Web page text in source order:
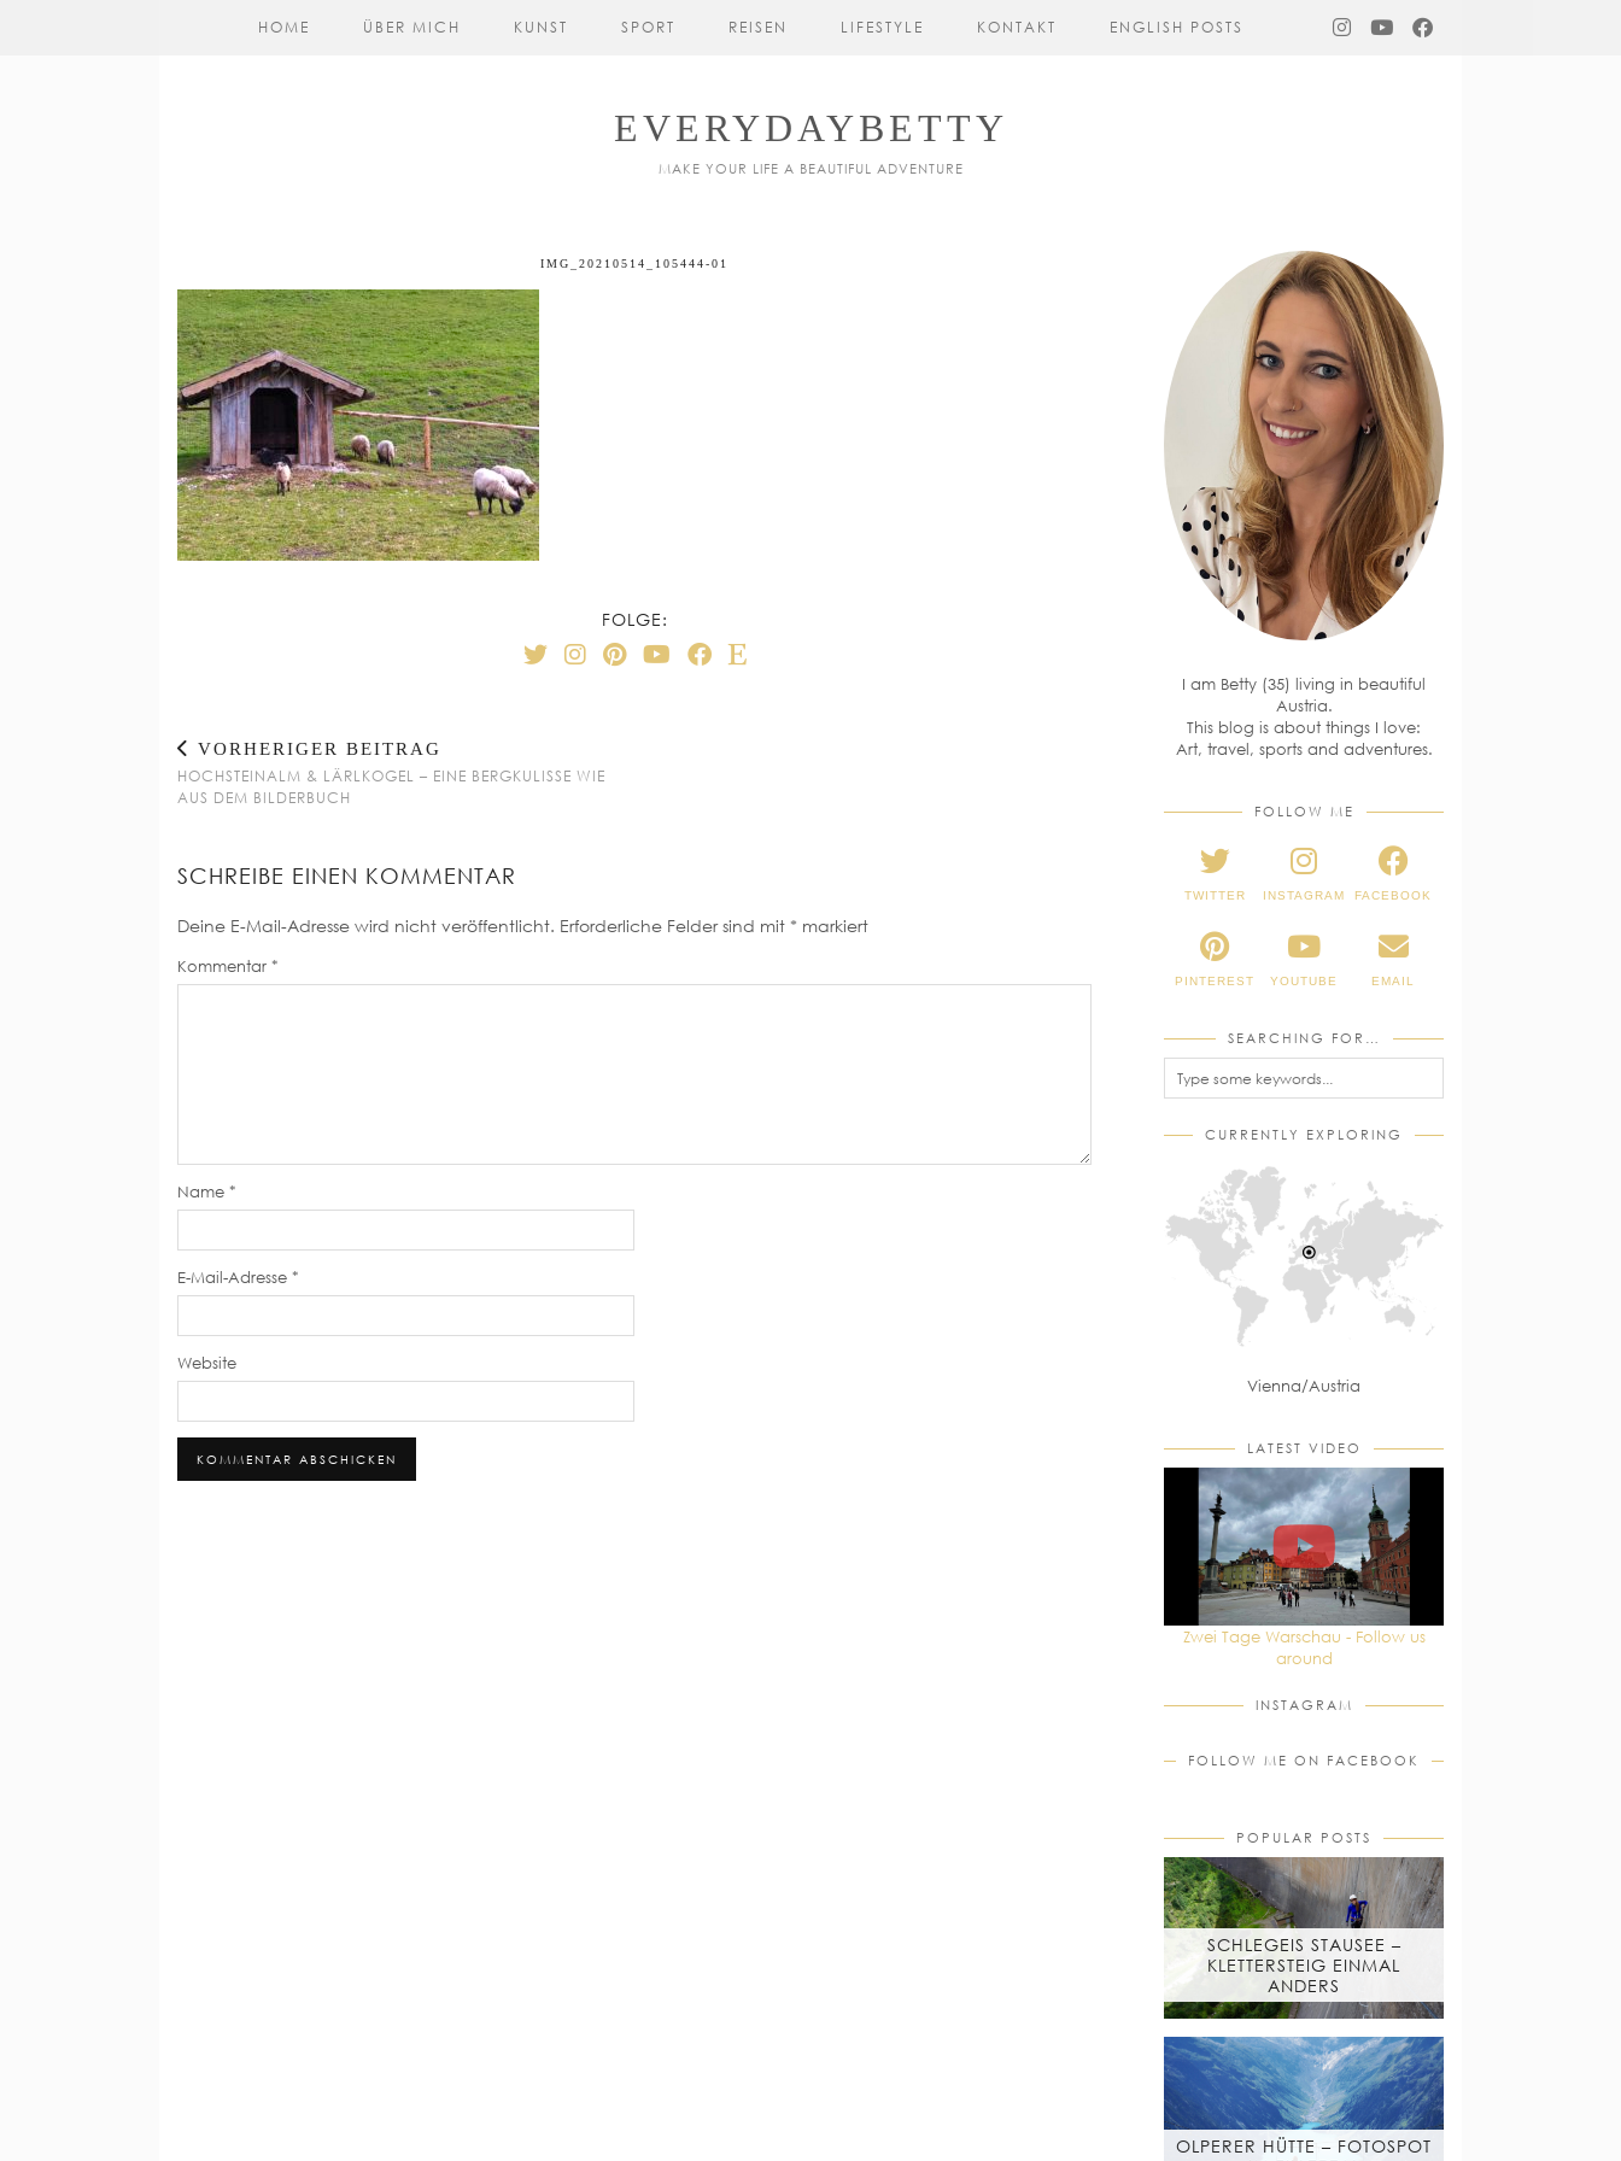
EVERYDAYBETTY
MAKE YOUR LIFE A BEAUTIFUL ADVENTURE
HOME ÜBER MICH KUNST SPORT REISEN LIFESTYLE KONTAKT ENGLISH POSTS
IMG_20210514_105444-01
FOLGE:
VORHERIGER BEITRAG
HOCHSTEINALM & LÄRLKOGEL – EINE BERGKULISSE WIE
AUS DEM BILDERBUCH
SCHREIBE EINEN KOMMENTAR
Deine E-Mail-Adresse wird nicht veröffentlicht. Erforderliche Felder sind mit * markiert
Kommentar *
Name *
E-Mail-Adresse *
Website
I am Betty (35) living in beautiful
Austria.
This blog is about things I love:
Art, travel, sports and adventures.
FOLLOW ME
TWITTER INSTAGRAM FACEBOOK
PINTEREST YOUTUBE EMAIL
SEARCHING FOR…
CURRENTLY EXPLORING
Vienna/Austria
LATEST VIDEO
Zwei Tage Warschau - Follow us
around
INSTAGRAM
FOLLOW ME ON FACEBOOK
POPULAR POSTS
SCHLEGEIS STAUSEE –
KLETTERSTEIG EINMAL
ANDERS
OLPERER HÜTTE – FOTOSPOT